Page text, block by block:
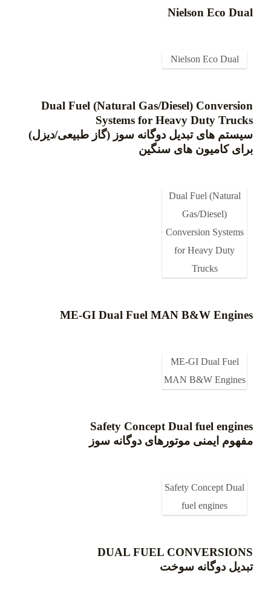
Nielson Eco Dual
Nielson Eco Dual
Dual Fuel (Natural Gas/Diesel) Conversion
Systems for Heavy Duty Trucks
سیستم های تبدیل دوگانه سوز (گاز طبیعی/دیزل)
برای کامیون های سنگین
Dual Fuel (Natural
Gas/Diesel)
Conversion Systems
for Heavy Duty
Trucks
ME-GI Dual Fuel MAN B&W Engines
ME-GI Dual Fuel
MAN B&W Engines
Safety Concept Dual fuel engines
مفهوم ایمنی موتورهای دوگانه سوز
Safety Concept Dual
fuel engines
DUAL FUEL CONVERSIONS
تبدیل دوگانه سوخت